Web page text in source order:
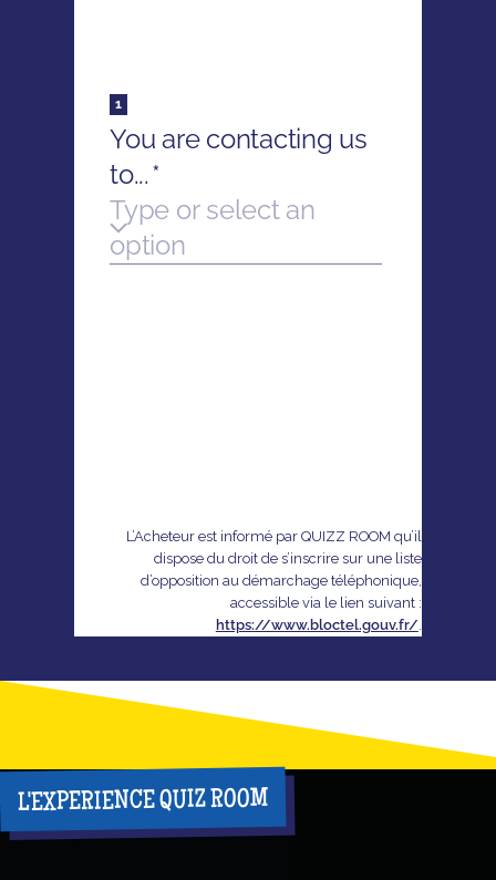
L’Acheteur est informé par QUIZZ ROOM qu’il
dispose du droit de s’inscrire sur une liste
d’opposition au démarchage téléphonique,
accessible via le lien suivant :
https://www.bloctel.gouv.fr/.
L'EXPERIENCE QUIZ ROOM